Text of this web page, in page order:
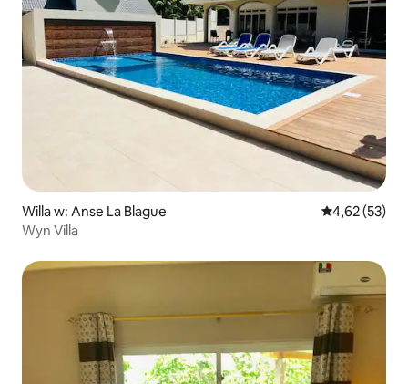
Willa w: Anse La Blague Średnia
4,62 (53)
Wyn Villa